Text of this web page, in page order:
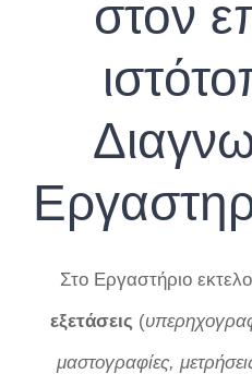
στον
Στο Εργαστήριο
εξετάσεις (
μαστογραφίες,